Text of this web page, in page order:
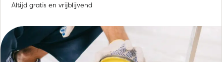
Altijd gratis en vrijblijvend